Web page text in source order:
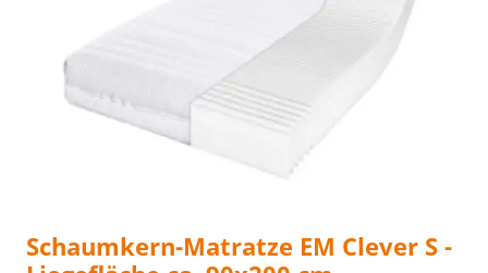
Schaumkern-Matratze EM Clever S -